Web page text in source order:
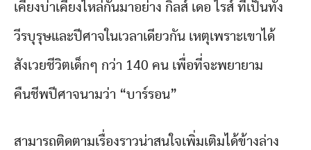
เคียงบ่าเคียงไหล่กันมาอย่าง กิลส์ เดอ ไรส์ ที่เป็นทั้ง
วีรบุรุษและปีศาจในเวลาเดียวกัน เหตุเพราะเขาได้
สังเวยชีวิตเด็กๆ กว่า 140 คน เพื่อที่จะพยายาม
คืนชีพปีศาจนามว่า “บาร์รอน”
สามารถติดตามเรื่องราวน่าสนใจเพิ่มเติมได้ข้างล่าง